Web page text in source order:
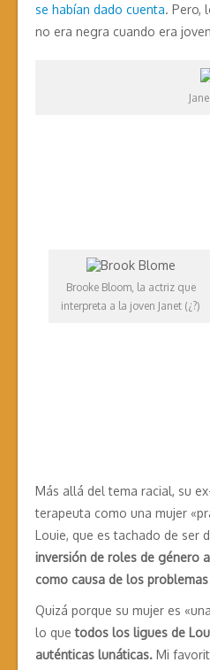
se habían dado cuenta. Pero,
no era negra cuando era
Brooke Bloom, la actriz que
interpreta a la joven Janet (¿?)
Más allá del tema racial, su
terapeuta como una mujer
Louie, que es tachado de ser
inversión de roles de género
como causa de los
Quizá porque su mujer es
lo quetodos los ligues de
auténticas lunáticas. Mi